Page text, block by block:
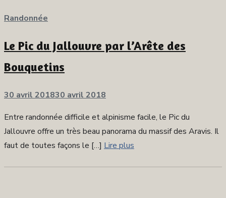
Randonnée
Le Pic du Jallouvre par l’Arête des
Bouquetins
Publié
30 avril 201830 avril 2018
Entre randonnée difficile et alpinisme facile, le Pic du
Jallouvre offre un très beau panorama du massif des Aravis. Il
faut de toutes façons le […] Lire plus